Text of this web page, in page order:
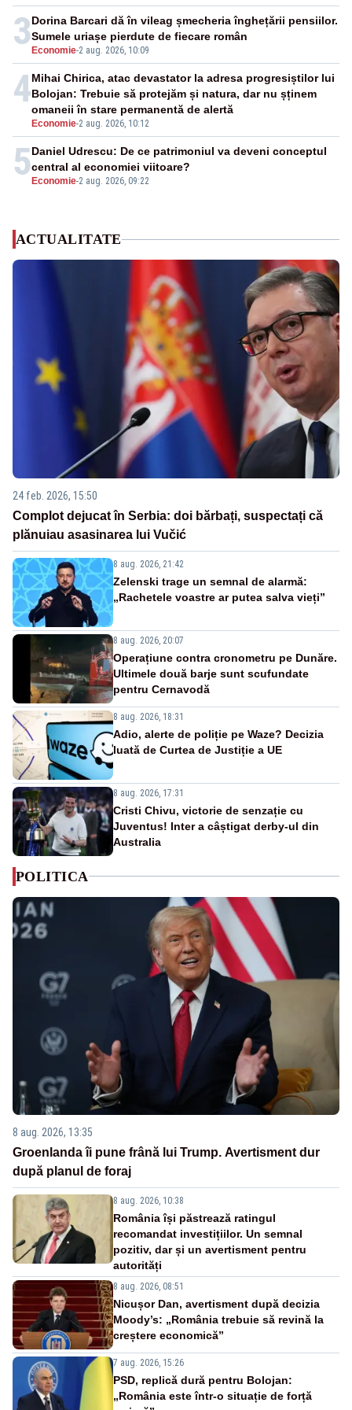
3 Economie-2 aug. 2026, 10:09
Dorina Barcari dă în vileag șmecheria înghețării pensiilor.
Sumele uriașe pierdute de fiecare român
4
Economie-2 aug. 2026, 10:12
Mihai Chirica, atac devastator la adresa progresiștilor lui
Bolojan: Trebuie să protejăm și natura, dar nu șținem
omaneii în stare permanentă de alertă
5 Economie-2 aug. 2026, 09:22
Daniel Udrescu: De ce patrimoniul va deveni conceptul
central al economiei viitoare?
ACTUALITATE
24 feb. 2026, 15:50
Complot dejucat în Serbia: doi bărbați, suspectați că
plănuiau asasinarea lui Vučić
8 aug. 2026, 21:42
Zelenski trage un semnal de alarmă:
„Rachetele voastre ar putea salva vieți”
8 aug. 2026, 20:07
Operațiune contra cronometru pe Dunăre.
Ultimele două barje sunt scufundate
pentru Cernavodă
8 aug. 2026, 18:31
Adio, alerte de poliție pe Waze? Decizia
luată de Curtea de Justiție a UE
8 aug. 2026, 17:31
Cristi Chivu, victorie de senzație cu
Juventus! Inter a câștigat derby-ul din
Australia
POLITICA
8 aug. 2026, 13:35
Groenlanda îi pune frână lui Trump. Avertisment dur
după planul de foraj
8 aug. 2026, 10:38
România își păstrează ratingul
recomandat investițiilor. Un semnal
pozitiv, dar și un avertisment pentru
autorități
8 aug. 2026, 08:51
Nicușor Dan, avertisment după decizia
Moody’s: „România trebuie să revină la
creștere economică”
7 aug. 2026, 15:26
PSD, replică dură pentru Bolojan:
„România este într-o situație de forță